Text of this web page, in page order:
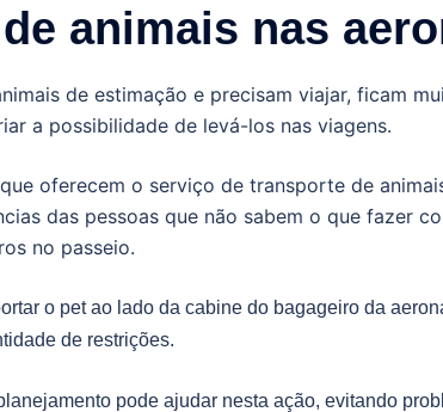
animais nas
de estimação e precisam viajar, ficam
a possibilidade de levá-los nas viagens.
oferecem o serviço de transporte de
das pessoas que não sabem o que fazer
no passeio.
o pet ao lado da cabine do bagageiro da
de restrições.
pode ajudar nesta ação, evitando